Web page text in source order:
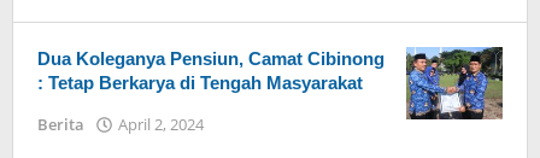
Ka
Bogor
Dua Koleganya Pensiun, Camat Cibinong
: Tetap Berkarya di Tengah Masyarakat
Berita April 2, 2024